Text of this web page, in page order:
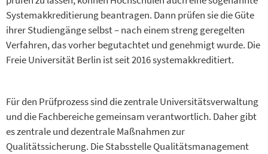
Systemakkreditierung beantragen. Dann prüfen sie die Güte
ihrer Studiengänge selbst – nach einem streng geregelten
Verfahren, das vorher begutachtet und genehmigt wurde. Die
Freie Universität Berlin ist seit 2016 systemakkreditiert.
Für den Prüfprozess sind die zentrale Universitätsverwaltung
und die Fachbereiche gemeinsam verantwortlich. Daher gibt
es zentrale und dezentrale Maßnahmen zur
Qualitätssicherung. Die Stabsstelle Qualitätsmanagement